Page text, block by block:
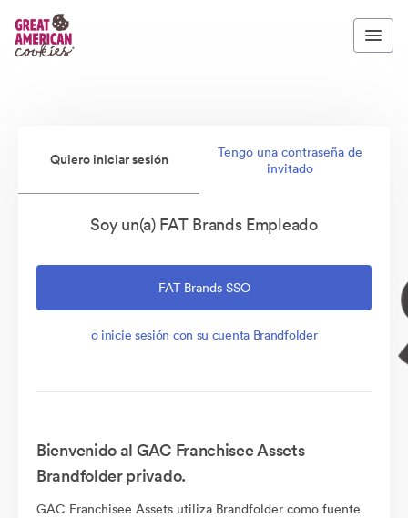
Quiero iniciar sesión
Tengo una contraseña de
invitado
Soy un(a) FAT Brands Empleado
FAT Brands SSO
o inicie sesión con su cuenta Brandfolder
Bienvenido al GAC Franchisee Assets
Brandfolder privado.
GAC Franchisee Assets utiliza Brandfolder como fuente